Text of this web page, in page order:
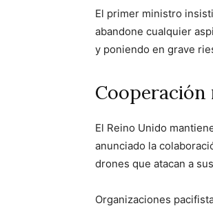
El primer ministro
abandone cualquier
y poniendo en grave
El Reino Unido
anunciado la
drones que atacan a
Organizaciones